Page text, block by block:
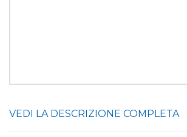
VEDI LA DESCRIZIONE COMPLETA